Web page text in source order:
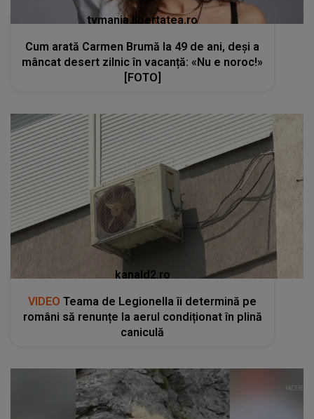
tvmania.libertatea.ro
Cum arată Carmen Brumă la 49 de ani, deși a
mâncat desert zilnic în vacanță: «Nu e noroc!»
[FOTO]
kanald2.ro
VIDEO Teama de Legionella îi determină pe
români să renunțe la aerul condiționat în plină
caniculă